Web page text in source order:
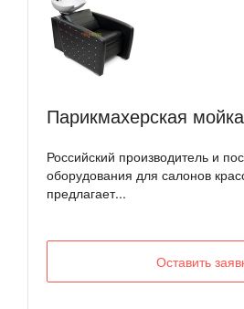
Парикмахерская
Российский производитель и
оборудования для салонов
предлагает...
Оставить